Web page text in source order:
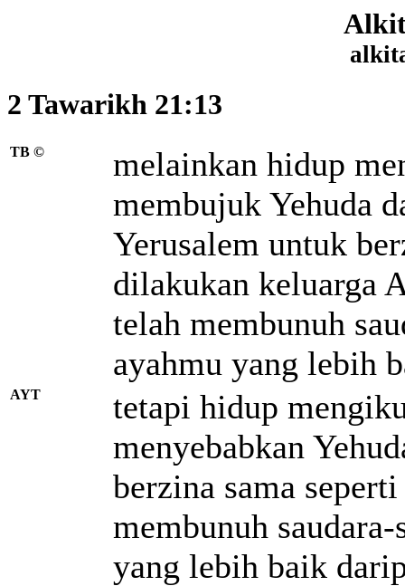
2 Tawarikh 21:13
TB ©
melainkan hidup
membujuk Yehuda
Yerusalem untuk
dilakukan keluarga
telah membunuh
ayahmu yang lebih
AYT
tetapi hidup
menyebabkan
berzina sama
membunuh
yang lebih baik